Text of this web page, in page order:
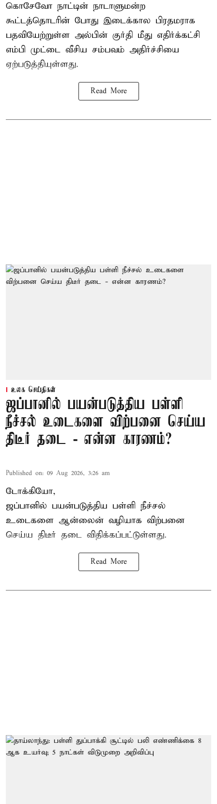
கொசேவோ நாட்டின் நாடாளுமன்ற
கூட்டத்தொடரின் போது இடைக்கால பிரதமராக
பதவியேற்றுள்ள அல்பின் குர்தி மீது எதிர்க்கட்சி
எம்பி முட்டை வீசிய சம்பவம் அதிர்ச்சியை
ஏற்படுத்தியுள்ளது.
Read More
உலக செய்திகள்
ஜப்பானில் பயன்படுத்திய பள்ளி
நீச்சல் உடைகளை விற்பனை செய்ய
திடீர் தடை - என்ன காரணம்?
Published on: 09 Aug 2026, 3:26 am
டோக்கியோ,
ஜப்பானில் பயன்படுத்திய பள்ளி நீச்சல்
உடைகளை ஆன்லைன் வழியாக விற்பனை
செய்ய திடீர் தடை விதிக்கப்பட்டுள்ளது.
Read More